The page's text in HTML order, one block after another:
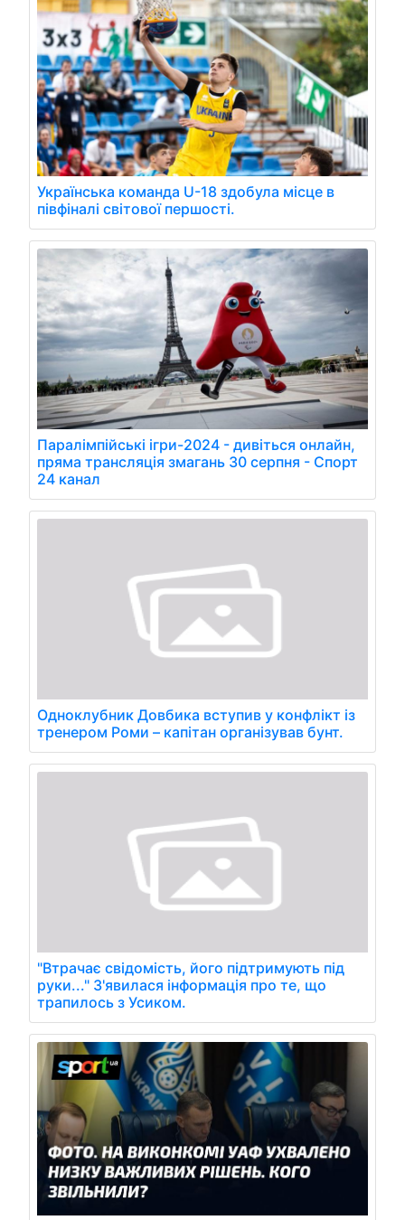
Українська команда U-18 здобула місце в
півфіналі світової першості.
Паралімпійські ігри-2024 - дивіться онлайн,
пряма трансляція змагань 30 серпня - Спорт
24 канал
Одноклубник Довбика вступив у конфлікт із
тренером Роми – капітан організував бунт.
"Втрачає свідомість, його підтримують під
руки..." З'явилася інформація про те, що
трапилось з Усиком.